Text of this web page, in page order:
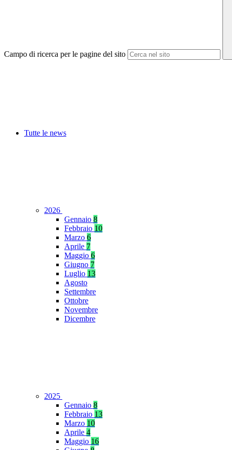
Campo di ricerca per le pagine del sito
Tutte le news
2026
Gennaio 8
Febbraio 10
Marzo 6
Aprile 7
Maggio 6
Giugno 7
Luglio 13
Agosto
Settembre
Ottobre
Novembre
Dicembre
2025
Gennaio 8
Febbraio 13
Marzo 10
Aprile 4
Maggio 16